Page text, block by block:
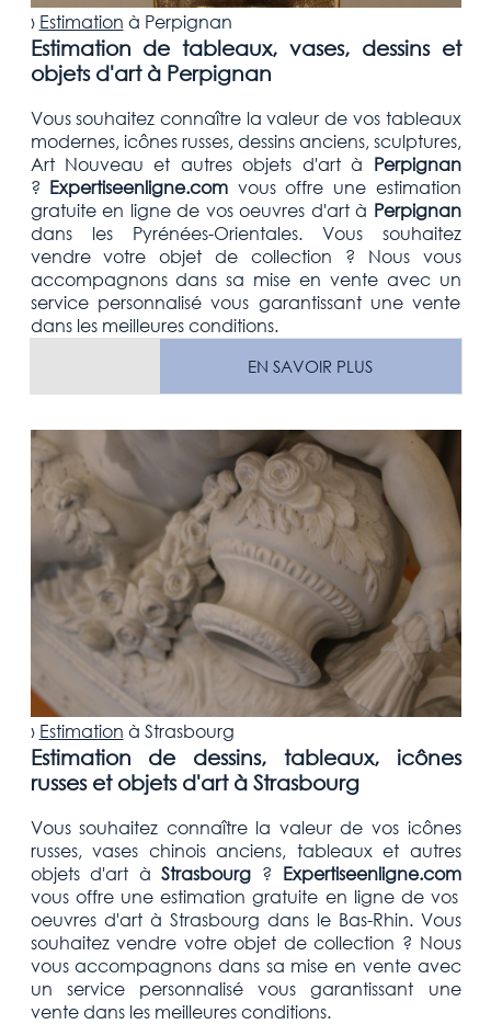
› Estimation à Perpignan
Estimation de tableaux, vases, dessins et
objets d'art à Perpignan
Vous souhaitez connaître la valeur de vos tableaux
modernes, icônes russes, dessins anciens, sculptures,
Art Nouveau et autres objets d'artà Perpignan
? Expertiseenligne.com vous offre une estimation
gratuiteen ligne de vos oeuvres d'art à Perpignan
dans les Pyrénées-Orientales. Vous souhaitez
vendre votre objet de collection ? Nous vous
accompagnons dans sa mise en vente avec un
service personnalisé vous garantissant une vente
dans les meilleures conditions.
EN SAVOIR PLUS
› Estimation à Strasbourg
Estimation de dessins, tableaux, icônes
russes et objets d'art à Strasbourg
Vous souhaitez connaître la valeur de vos icônes
russes, vases chinois anciens, tableaux et autres
objets d'art à Strasbourg ? Expertiseenligne.com
vous offre une estimationgratuite en ligne de vos
oeuvres d'art à Strasbourg dans le Bas-Rhin. Vous
souhaitez vendre votreobjet de collection ? Nous
vous accompagnons dans sa mise en vente avec
un service personnalisé vous garantissant une
vente dans les meilleures conditions.